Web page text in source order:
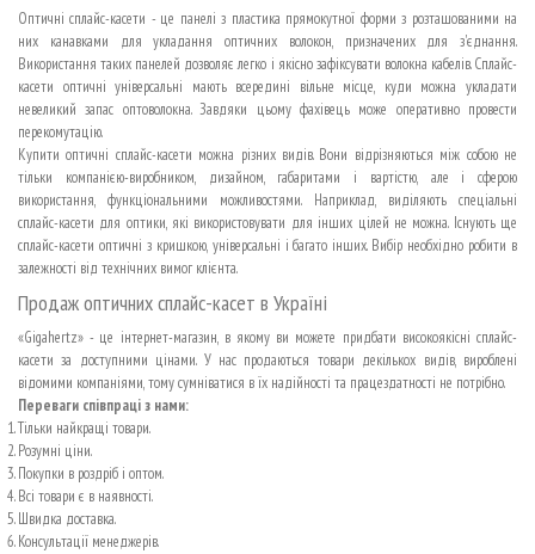
Оптичні сплайс-касети - це панелі з пластика прямокутної форми з розташованими на
них канавками для укладання оптичних волокон, призначених для з'єднання.
Використання таких панелей дозволяє легко і якісно зафіксувати волокна кабелів. Сплайс-
касети оптичні універсальні мають всередині вільне місце, куди можна укладати
невеликий запас оптоволокна. Завдяки цьому фахівець може оперативно провести
перекомутацію.
Купити оптичні сплайс-касети можна різних видів. Вони відрізняються між собою не
тільки компанією-виробником, дизайном, габаритами і вартістю, але і сферою
використання, функціональними можливостями. Наприклад, виділяють спеціальні
сплайс-касети для оптики, які використовувати для інших цілей не можна. Існують ще
сплайс-касети оптичні з кришкою, універсальні і багато інших. Вибір необхідно робити в
залежності від технічних вимог клієнта.
Продаж оптичних сплайс-касет в Україні
«Gigahertz» - це інтернет-магазин, в якому ви можете придбати високоякісні сплайс-
касети за доступними цінами. У нас продаються товари декількох видів, вироблені
відомими компаніями, тому сумніватися в їх надійності та працездатності не потрібно.
Переваги співпраці з нами:
Тільки найкращі товари.
Розумні ціни.
Покупки в роздріб і оптом.
Всі товари є в наявності.
Швидка доставка.
Консультації менеджерів.